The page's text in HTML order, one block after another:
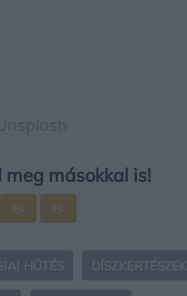
meg másokkal is!
HŰTÉS DÍSZKERTÉSZEK